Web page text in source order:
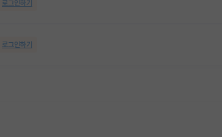
로그인하기
로그인하기